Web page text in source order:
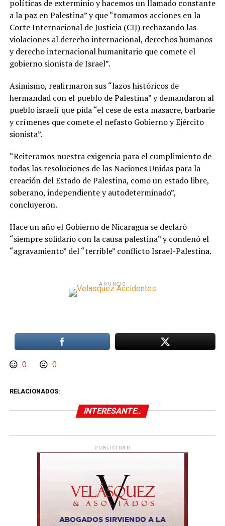
políticas de exterminio y hacemos un llamado constante
a la paz en Palestina” y que “tomamos acciones en la
Corte Internacional de Justicia (CIJ) rechazando las
violaciones al derecho internacional, derechos humanos
y derecho internacional humanitario que comete el
gobierno sionista de Israel”.
Asimismo, reafirmaron sus “lazos históricos de
hermandad con el pueblo de Palestina” y demandaron al
pueblo israelí que pida “el cese de esta masacre, barbarie
y crímenes que comete el nefasto Gobierno y Ejército
sionista”.
“Reiteramos nuestra exigencia para el cumplimiento de
todas las resoluciones de las Naciones Unidas para la
creación del Estado de Palestina, como un estado libre,
soberano, independiente y autodeterminado”,
concluyeron.
Hace un año el Gobierno de Nicaragua se declaró
“siempre solidario con la causa palestina” y condenó el
“agravamiento” del “terrible” conflicto Israel-Palestina.
ANUNCIO
0 0
RELACIONADOS:
INTERESANTE..
PUBLICIDAD